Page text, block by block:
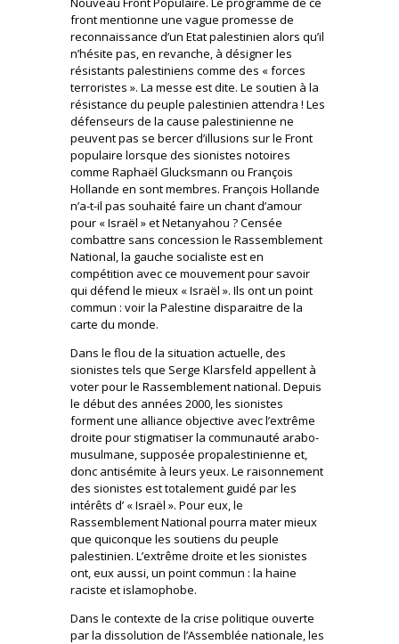
front mentionne une vague promesse de
reconnaissance d’un Etat palestinien alors qu’il
n’hésite pas, en revanche, à désigner les
résistants palestiniens comme des « forces
terroristes ». La messe est dite. Le soutien à la
résistance du peuple palestinien attendra ! Les
défenseurs de la cause palestinienne ne
peuvent pas se bercer d’illusions sur le Front
populaire lorsque des sionistes notoires
comme Raphaël Glucksmann ou François
Hollande en sont membres. François Hollande
n’a-t-il pas souhaité faire un chant d’amour
pour « Israël » et Netanyahou ? Censée
combattre sans concession le Rassemblement
National, la gauche socialiste est en
compétition avec ce mouvement pour savoir
qui défend le mieux « Israël ». Ils ont un point
commun : voir la Palestine disparaitre de la
carte du monde.
Dans le flou de la situation actuelle, des
sionistes tels que Serge Klarsfeld appellent à
voter pour le Rassemblement national. Depuis
le début des années 2000, les sionistes
forment une alliance objective avec l’extrême
droite pour stigmatiser la communauté arabo-
musulmane, supposée propalestinienne et,
donc antisémite à leurs yeux. Le raisonnement
des sionistes est totalement guidé par les
intérêts d’ « Israël ». Pour eux, le
Rassemblement National pourra mater mieux
que quiconque les soutiens du peuple
palestinien. L’extrême droite et les sionistes
ont, eux aussi, un point commun : la haine
raciste et islamophobe.
Dans le contexte de la crise politique ouverte
par la dissolution de l’Assemblée nationale, les